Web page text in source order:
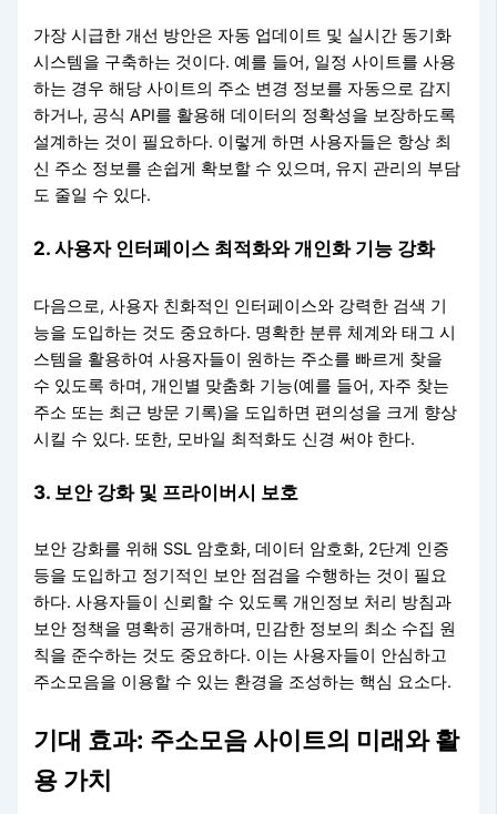
가장 시급한 개선 방안은 자동 업데이트 및 실시간 동기화
시스템을 구축하는 것이다. 예를 들어, 일정 사이트를 사용
하는 경우 해당 사이트의 주소 변경 정보를 자동으로 감지
하거나, 공식 API를 활용해 데이터의 정확성을 보장하도록
설계하는 것이 필요하다. 이렇게 하면 사용자들은 항상 최
신 주소 정보를 손쉽게 확보할 수 있으며, 유지 관리의 부담
도 줄일 수 있다.
2. 사용자 인터페이스 최적화와 개인화 기능 강화
다음으로, 사용자 친화적인 인터페이스와 강력한 검색 기
능을 도입하는 것도 중요하다. 명확한 분류 체계와 태그 시
스템을 활용하여 사용자들이 원하는 주소를 빠르게 찾을
수 있도록 하며, 개인별 맞춤화 기능(예를 들어, 자주 찾는
주소 또는 최근 방문 기록)을 도입하면 편의성을 크게 향상
시킬 수 있다. 또한, 모바일 최적화도 신경 써야 한다.
3. 보안 강화 및 프라이버시 보호
보안 강화를 위해 SSL 암호화, 데이터 암호화, 2단계 인증
등을 도입하고 정기적인 보안 점검을 수행하는 것이 필요
하다. 사용자들이 신뢰할 수 있도록 개인정보 처리 방침과
보안 정책을 명확히 공개하며, 민감한 정보의 최소 수집 원
칙을 준수하는 것도 중요하다. 이는 사용자들이 안심하고
주소모음을 이용할 수 있는 환경을 조성하는 핵심 요소다.
기대 효과: 주소모음 사이트의 미래와 활
용 가치